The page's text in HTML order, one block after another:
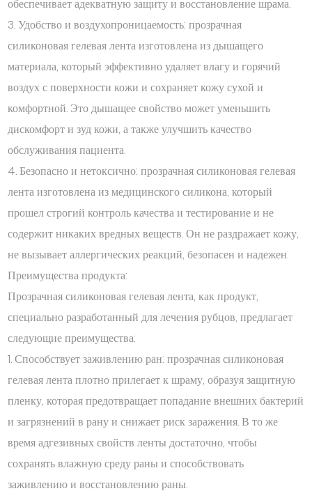
обеспечивает адекватную защиту и восстановление шрама.
3. Удобство и воздухопроницаемость: прозрачная
силиконовая гелевая лента изготовлена ​​из дышащего
материала, который эффективно удаляет влагу и горячий
воздух с поверхности кожи и сохраняет кожу сухой и
комфортной. Это дышащее свойство может уменьшить
дискомфорт и зуд кожи, а также улучшить качество
обслуживания пациента.
4. Безопасно и нетоксично: прозрачная силиконовая гелевая
лента изготовлена ​​из медицинского силикона, который
прошел строгий контроль качества и тестирование и не
содержит никаких вредных веществ. Он не раздражает кожу,
не вызывает аллергических реакций, безопасен и надежен.
Преимущества продукта:
Прозрачная силиконовая гелевая лента, как продукт,
специально разработанный для лечения рубцов, предлагает
следующие преимущества:
1. Способствует заживлению ран: прозрачная силиконовая
гелевая лента плотно прилегает к шраму, образуя защитную
пленку, которая предотвращает попадание внешних бактерий
и загрязнений в рану и снижает риск заражения. В то же
время адгезивных свойств ленты достаточно, чтобы
сохранять влажную среду раны и способствовать
заживлению и восстановлению раны.